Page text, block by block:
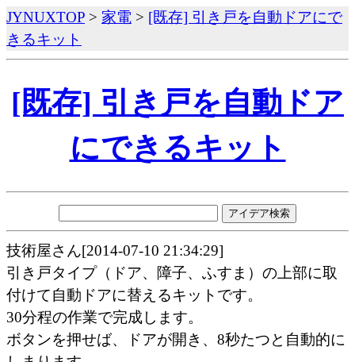
JYNUXTOP > 家電 > [既存] 引き戸を自動ドアにで
きるキット
[既存] 引き戸を自動ドア
にできるキット
技術屋さん[2014-07-10 21:34:29]
引き戸タイプ（ドア、障子、ふすま）の上部に取
付けて自動ドアに替えるキットです。
30分程の作業で完成します。
ボタンを押せば、ドアが開き、8秒たつと自動的に